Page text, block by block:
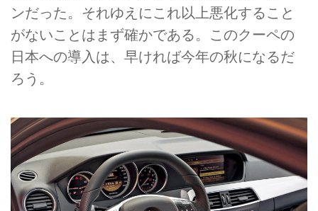
ンだった。それゆえにこれ以上悪化すること
がないことはまず確かである。このクーペの
日本への導入は、早ければ今年の秋になるだ
ろう。